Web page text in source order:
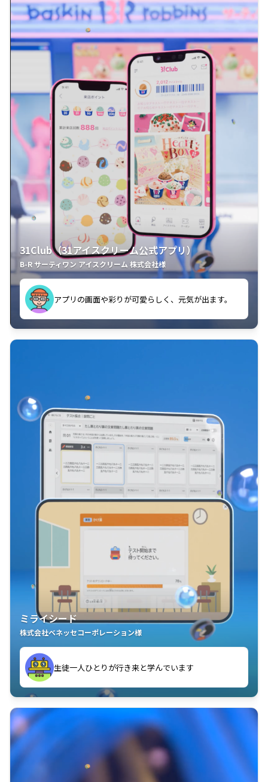
31Club（31アイスクリーム公式アプリ）
B-R サーティワン アイスクリーム 株式会社様
アプリの画面や彩りが可愛らしく、元気が出ます。
クラスごとに特典があるようなので使うのが楽しいで
す。
ミライシード
株式会社ベネッセコーポレーション様
生徒一人ひとりが行き来と学んでいます
教室中の児童生徒が「問題が解けてうれしい」「解く
ことが楽しい」を実感しています